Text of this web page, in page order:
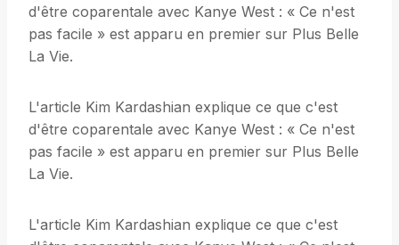
d'être coparentale avec Kanye West : « Ce n'est
pas facile » est apparu en premier sur Plus Belle
La Vie.
L'article Kim Kardashian explique ce que c'est
d'être coparentale avec Kanye West : « Ce n'est
pas facile » est apparu en premier sur Plus Belle
La Vie.
L'article Kim Kardashian explique ce que c'est